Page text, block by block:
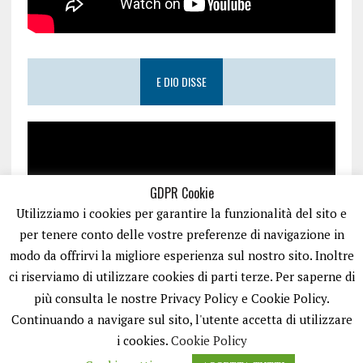
E DIO DISSE
GDPR Cookie
Utilizziamo i cookies per garantire la funzionalità del sito e
per tenere conto delle vostre preferenze di navigazione in
modo da offrirvi la migliore esperienza sul nostro sito. Inoltre
ci riserviamo di utilizzare cookies di parti terze. Per saperne di
più consulta le nostre Privacy Policy e Cookie Policy.
Continuando a navigare sul sito, l'utente accetta di utilizzare
i cookies. Cookie Policy